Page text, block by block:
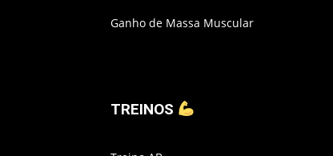
Ganho de Massa Muscular
TREINOS